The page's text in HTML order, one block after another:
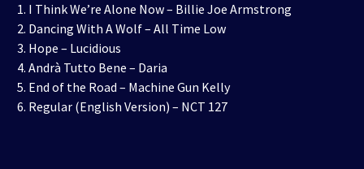
I Think We’re Alone Now – Billie Joe Armstrong
Dancing With A Wolf – All Time Low
Hope – Lucidious
Andrà Tutto Bene – Daria
End of the Road – Machine Gun Kelly
Regular (English Version) – NCT 127